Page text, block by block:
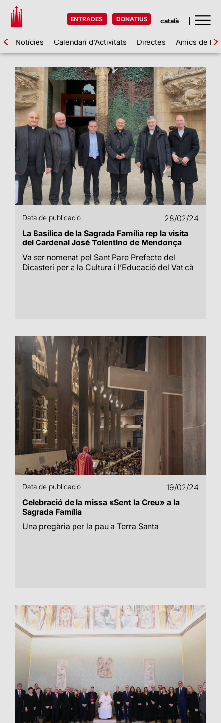
ENTRADES DONATIUS
Notícies Calendari d'Activitats Directes Amics de la
Data de publicació
28/02/24
La Basílica de la Sagrada Família rep la visita
del Cardenal José Tolentino de Mendonça
Va ser nomenat pel Sant Pare Prefecte del
Dicasteri per a la Cultura i l’Educació del Vaticà
Data de publicació
19/02/24
Celebració de la missa «Sent la Creu» a la
Sagrada Família
Una pregària per la pau a Terra Santa